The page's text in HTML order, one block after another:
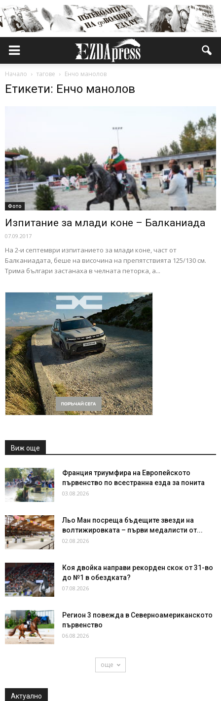
Начало тагове Енчо манолов
Етикети: Енчо манолов
Фото
Изпитание за млади коне – Балканиада
07.09.2017
На 2-и септември изпитанието за млади коне, част от
Балканиадата, беше на височина на препятствията 125/130 см.
Трима българи застанаха в челната петорка, а...
Виж още
Франция триумфира на Европейското
първенство по всестранна езда за понита
03.08.2026
Льо Ман посреща бъдещите звезди на
волтижировката – първи медалисти от...
02.08.2026
Коя двойка направи рекорден скок от 31-во
до №1 в обездката?
07.08.2026
Регион 3 повежда в Северноамериканското
първенство
06.08.2026
още
Актуално